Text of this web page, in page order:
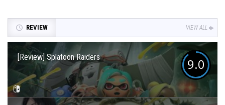
REVIEW VIEW ALL
[Review] Splatoon Raiders 9.0